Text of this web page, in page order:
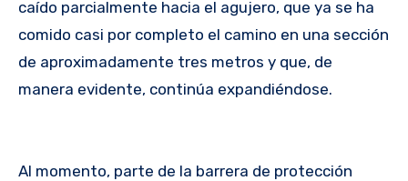
caído parcialmente hacia el agujero, que ya se ha
comido casi por completo el camino en una sección
de aproximadamente tres metros y que, de
manera evidente, continúa expandiéndose.
Al momento, parte de la barrera de protección